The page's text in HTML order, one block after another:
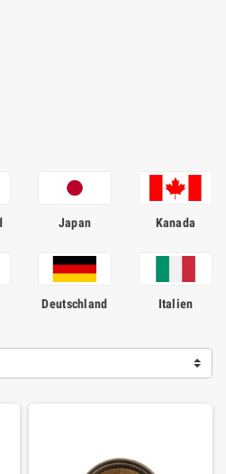
Japan Kanada
Deutschland Italien